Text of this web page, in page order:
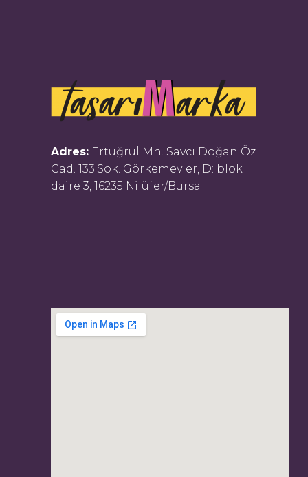
Adres: Ertuğrul Mh. Savcı Doğan Öz
Cad. 133.Sok. Görkemevler, D: blok
daire 3, 16235 Nilüfer/Bursa